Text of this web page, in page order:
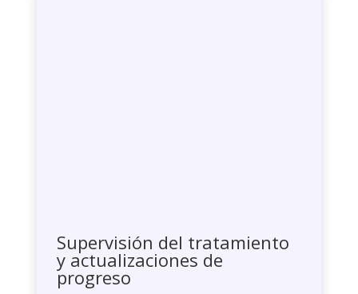
Supervisión del tratamiento
y actualizaciones de
progreso